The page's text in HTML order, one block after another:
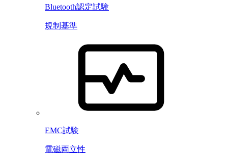
Bluetooth認定試験
規制基準
EMC試験
電磁両立性